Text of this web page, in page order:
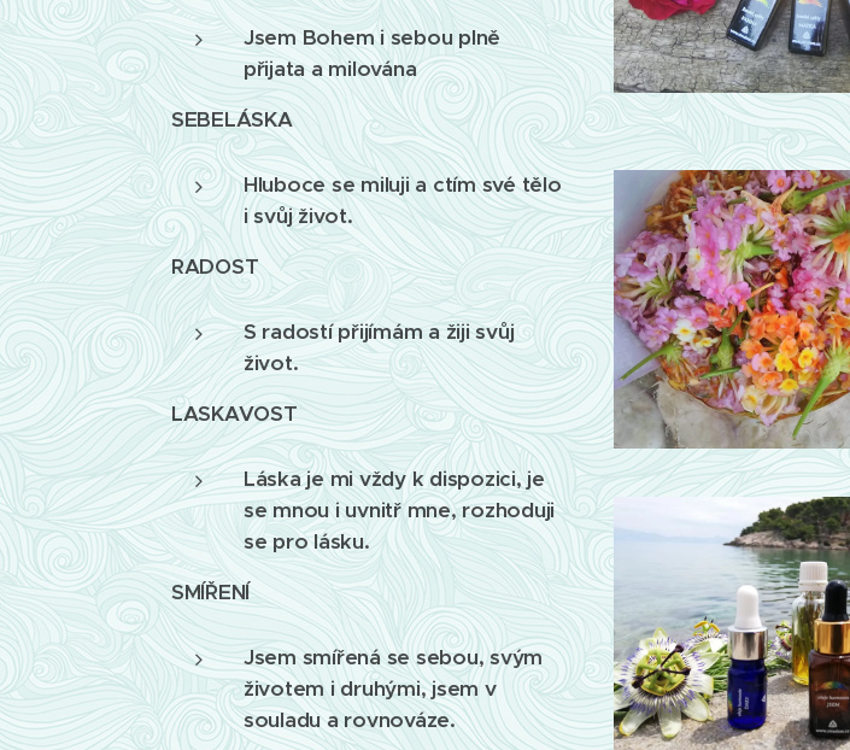
Jsem Bohem i sebou plně
přijata a milována😊
SEBELÁSKA
Hluboce se miluji a ctím své tělo
i svůj život.
RADOST
S radostí přijímám a žiji svůj
život.
LASKAVOST
Láska je mi vždy k dispozici, je
se mnou i uvnitř mne, rozhoduji
se pro lásku.
SMÍŘENÍ
Jsem smířená se sebou, svým
životem i druhými, jsem v
souladu a rovnováze.